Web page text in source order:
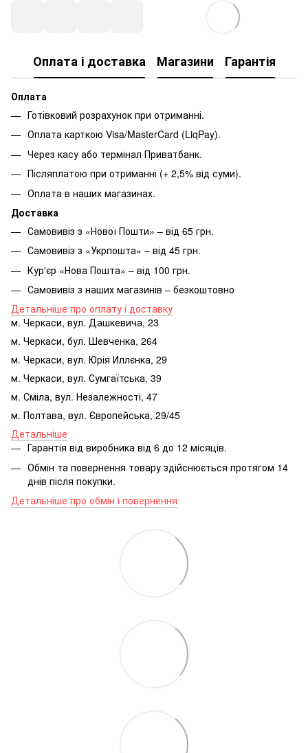
Оплата і доставка Магазини Гарантія
Оплата
Готівковий розрахунок при отриманні.
Оплата карткою Visa/MasterCard (LiqPay).
Через касу або термінал Приватбанк.
Післяплатою при отриманні (+ 2,5% від суми).
Оплата в наших магазинах.
Доставка
Самовивіз з «Нової Пошти» – від 65 грн.
Самовивіз з «Укрпошта» – від 45 грн.
Кур'єр «Нова Пошта» – від 100 грн.
Самовивіз з наших магазинів – безкоштовно
Детальніше про оплату і доставку
м. Черкаси, вул. Дашкевича, 23
м. Черкаси, бул. Шевченка, 264
м. Черкаси, вул. Юрія Иллєнка, 29
м. Черкаси, вул. Сумгаїтська, 39
м. Сміла, вул. Незалежності, 47
м. Полтава, вул. Європейська, 29/45
Детальніше
Гарантія від виробника від 6 до 12 місяців.
Обмін та повернення товару здійснюється протягом 14
днів після покупки.
Детальніше про обмін і повернення